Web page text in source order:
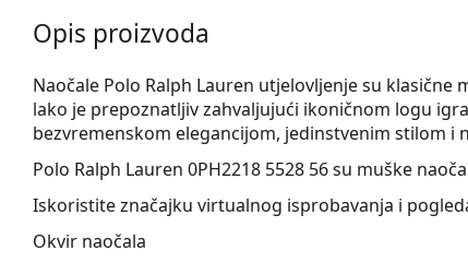
Opis proizvoda
Naočale Polo Ralph Lauren utjelovljenje su
lako je prepoznatljiv zahvaljujući ikoničnom logu
bezvremenskom elegancijom, jedinstvenim stilom i
Polo Ralph Lauren 0PH2218 5528 56su muške
Iskoristite značajku virtualnog isprobavanja i
Okvir naočala